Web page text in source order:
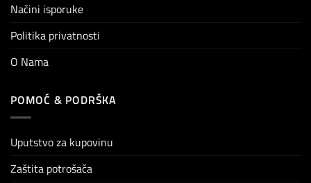
Načini isporuke
Politika privatnosti
O Nama
POMOĆ & PODRŠKA
Uputstvo za kupovinu
Zaštita potrošača